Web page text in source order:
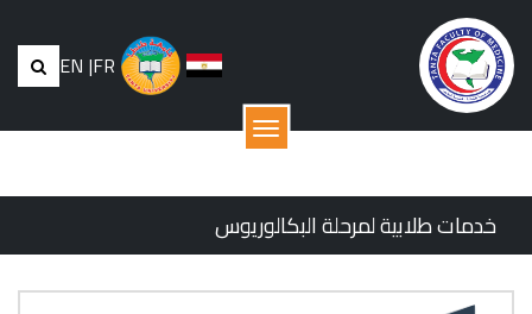
EN |FR
القائمة
خدمات طلابية لمرحلة البكالوريوس